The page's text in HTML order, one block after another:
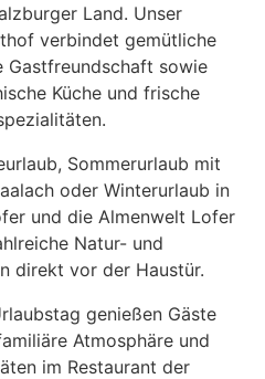
Land. Unser
verbindet gemütliche
Gastfreundschaft sowie
Küche und frische
Sommerurlaub mit
oder Winterurlaub in
und die Almenwelt Lofer
Natur- und
direkt vor der Haustür.
genießen Gäste
Atmosphäre und
im Restaurant der